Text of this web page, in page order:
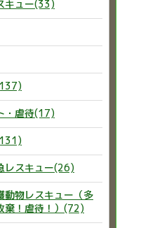
キュー(33)
・虐待(17)
レスキュー(26)
動物レスキュー（多
棄！虐待！）(72)